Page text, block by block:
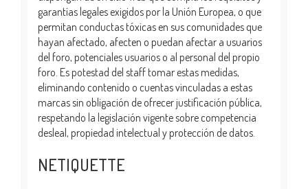
garantías legales exigidos por la Unión Europea, o que
permitan conductas tóxicas en sus comunidades que
hayan afectado, afecten o puedan afectar a usuarios
del foro, potenciales usuarios o al personal del propio
foro. Es potestad del staff tomar estas medidas,
eliminando contenido o cuentas vinculadas a estas
marcas sin obligación de ofrecer justificación pública,
respetando la legislación vigente sobre competencia
desleal, propiedad intelectual y protección de datos.
NETIQUETTE